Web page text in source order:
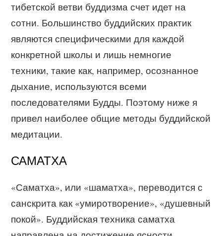
тибетской ветви буддизма счет идет на
сотни. Большинство буддийских практик
являются специфическими для каждой
конкретной школы и лишь немногие
техники, такие как, например, осознанное
дыхание, используются всеми
последователями Будды. Поэтому ниже я
привел наиболее общие методы буддийской
медитации.
САМАТХА
«Саматха», или «шаматха», переводится с
санскрита как «умиротворение», «душевный
покой». Буддийская техника саматха